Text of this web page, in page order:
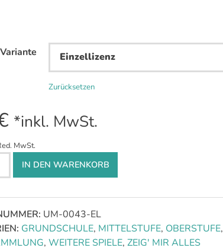
Zurücksetzen
*inkl. MwSt.
MwSt.
IN DEN WARENKORB
UM-0043-EL
GRUNDSCHULE, MITTELSTUFE, OBERSTUFE,
, WEITERE SPIELE, ZEIG' MIR ALLES